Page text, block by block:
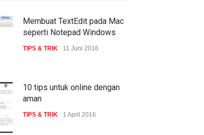
ke Jolkona
Seattle
2015
Fujitsu kembali tawarkan
Indonesia
Membuat TextEdit pada Mac
seperti Notepad Windows
TIPS & TRIK 11 Juni 2016
10 tips untuk online dengan
aman
TIPS & TRIK 1 April 2016